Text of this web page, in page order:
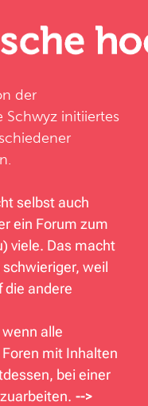
der
Schwyz initiiertes
selbst auch
ein Forum zum
viele. Das macht
weil
die andere
alle
mit Inhalten
bei einer
-->